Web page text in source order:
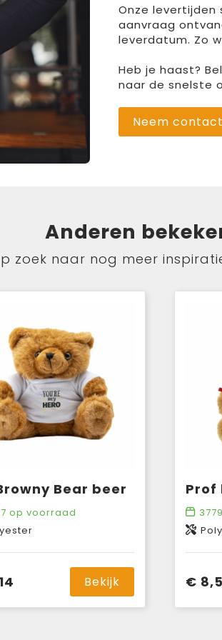
Onze levertijden
aanvraag
leverdatum. Zo
Heb je haast?
naar de snelste
Neem
Anderen
zoek naar nog meer
Bear beer
op voorraad
Bekijk
Prof
3779
€